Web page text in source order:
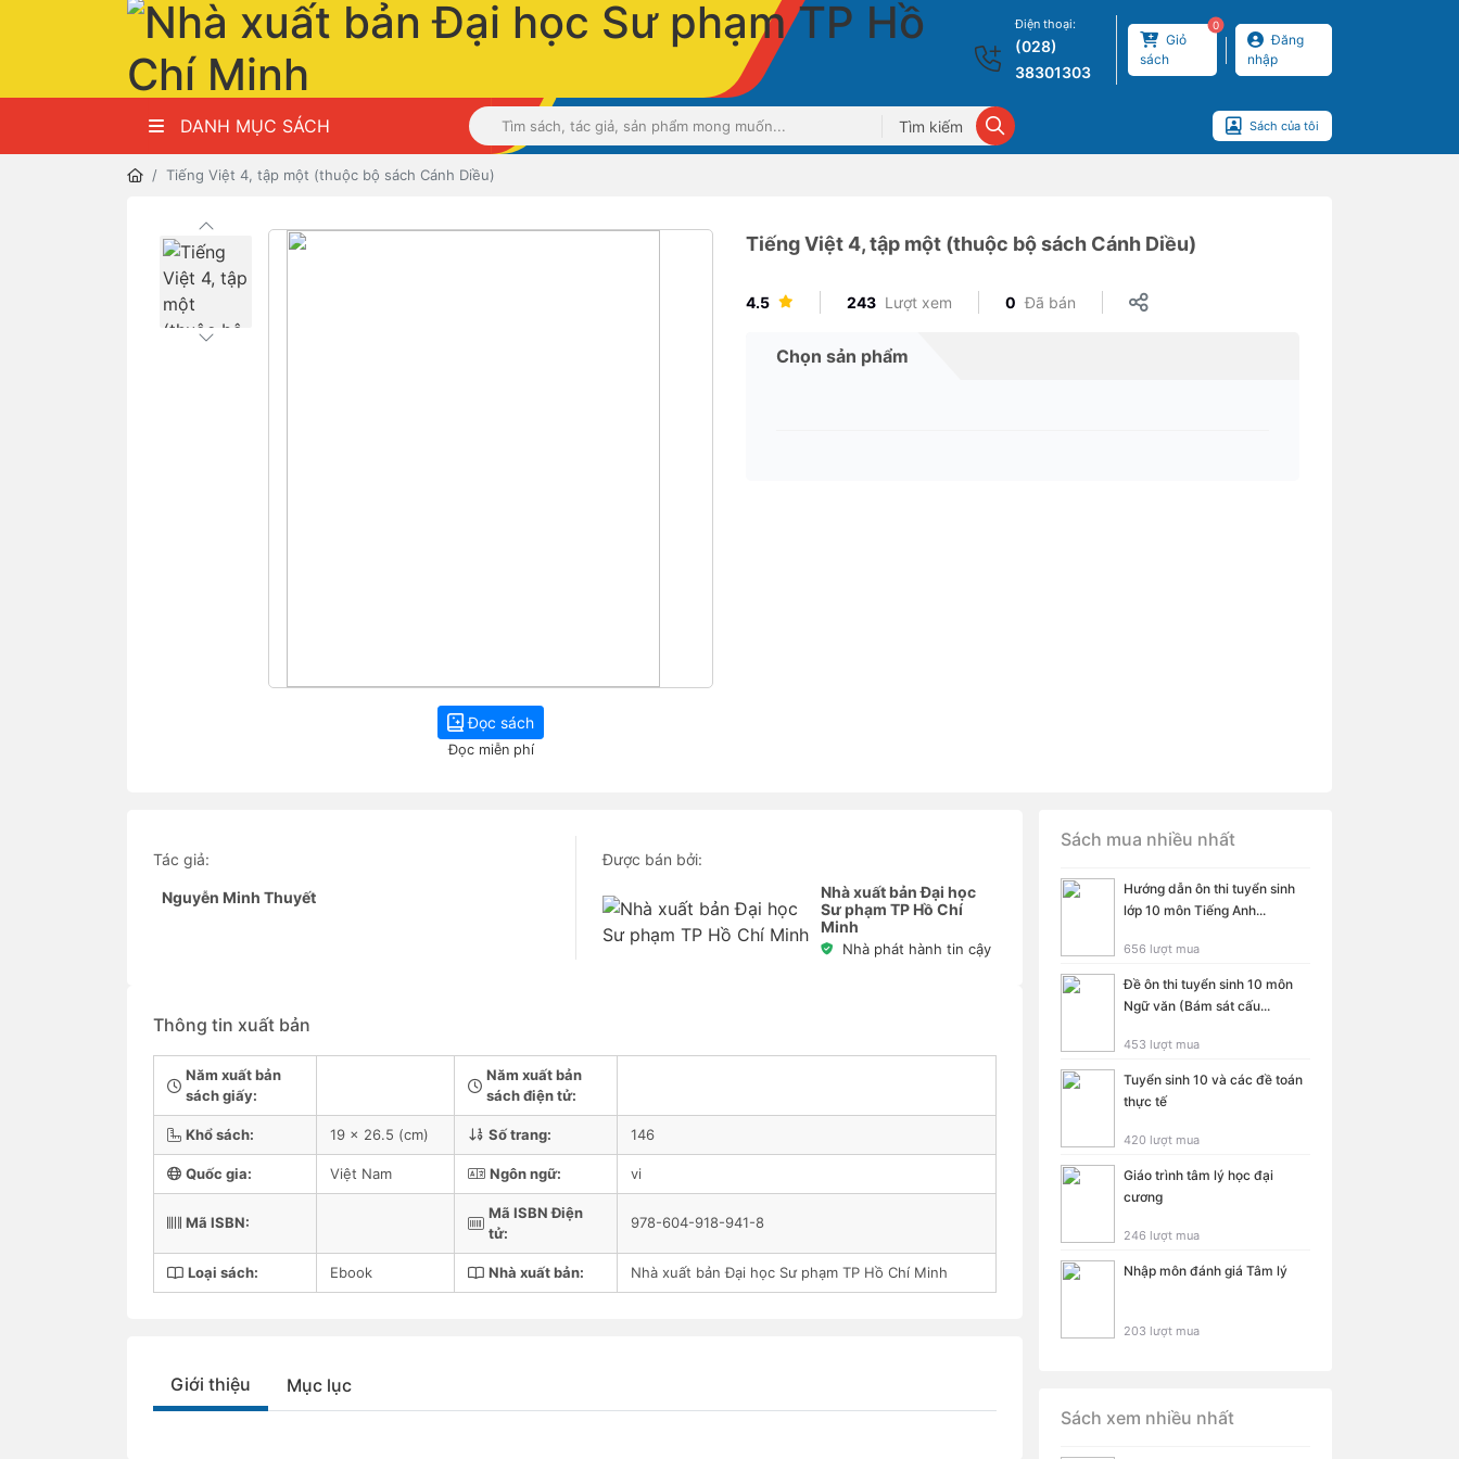
Điện thoại:
(028)
38301303
0
Giỏ
sách
Đăng
nhập
DANH MỤC SÁCH Tìm kiếm Sách của tôi
Tiếng Việt 4, tập một (thuộc bộ sách Cánh Diều)
Đọc sách
Đọc miễn phí
Tiếng Việt 4, tập một (thuộc bộ sách Cánh Diều)
4.5 243 Lượt xem 0 Đã bán
Chọn sản phẩm
Tác giả:
Nguyễn Minh Thuyết
Được bán bởi:
Nhà xuất bản Đại học
Sư phạm TP Hồ Chí
Minh
Nhà phát hành tin cậy
Thông tin xuất bản
Năm xuất bản
sách giấy:
Năm xuất bản
sách điện tử:
Khổ sách: 19 x 26.5 (cm) Số trang: 146
Quốc gia: Việt Nam Ngôn ngữ: vi
Mã ISBN:
Mã ISBN Điện
tử:
978-604-918-941-8
Loại sách: Ebook Nhà xuất bản: Nhà xuất bản Đại học Sư phạm TP Hồ Chí Minh
Giới thiệu Mục lục
Sách mua nhiều nhất
Hướng dẫn ôn thi tuyển sinh
lớp 10 môn Tiếng Anh...
656 lượt mua
Đề ôn thi tuyển sinh 10 môn
Ngữ văn (Bám sát cấu...
453 lượt mua
Tuyển sinh 10 và các đề toán
thực tế
420 lượt mua
Giáo trình tâm lý học đại
cương
246 lượt mua
Nhập môn đánh giá Tâm lý
203 lượt mua
Sách xem nhiều nhất